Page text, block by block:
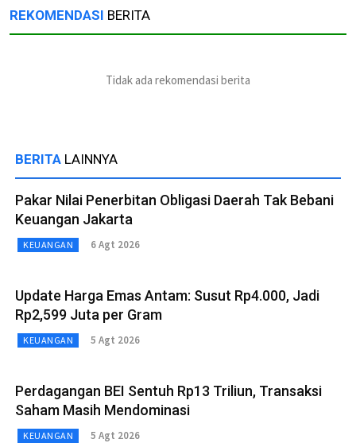
REKOMENDASI BERITA
Tidak ada rekomendasi berita
BERITA LAINNYA
Pakar Nilai Penerbitan Obligasi Daerah Tak Bebani
Keuangan Jakarta
KEUANGAN 6 Agt 2026
Update Harga Emas Antam: Susut Rp4.000, Jadi
Rp2,599 Juta per Gram
KEUANGAN 5 Agt 2026
Perdagangan BEI Sentuh Rp13 Triliun, Transaksi
Saham Masih Mendominasi
KEUANGAN 5 Agt 2026